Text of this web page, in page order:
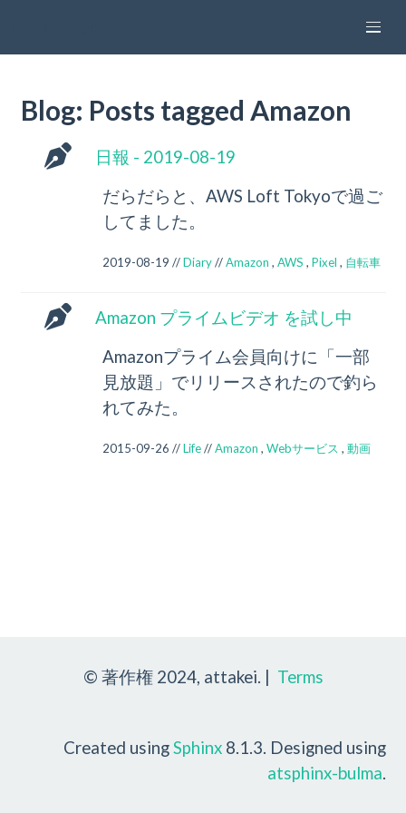
Blog: Posts tagged Amazon
日報 - 2019-08-19
だらだらと、AWS Loft Tokyoで過ご
してました。
2019-08-19 //Diary//Amazon , AWS , Pixel , 自転車
Amazon プライムビデオ を試し中
Amazonプライム会員向けに「一部
見放題」でリリースされたので釣ら
れてみた。
2015-09-26 //Life//Amazon , Webサービス , 動画
© 著作権 2024, attakei. | Terms
Created usingSphinx8.1.3. Designed using
atsphinx-bulma.